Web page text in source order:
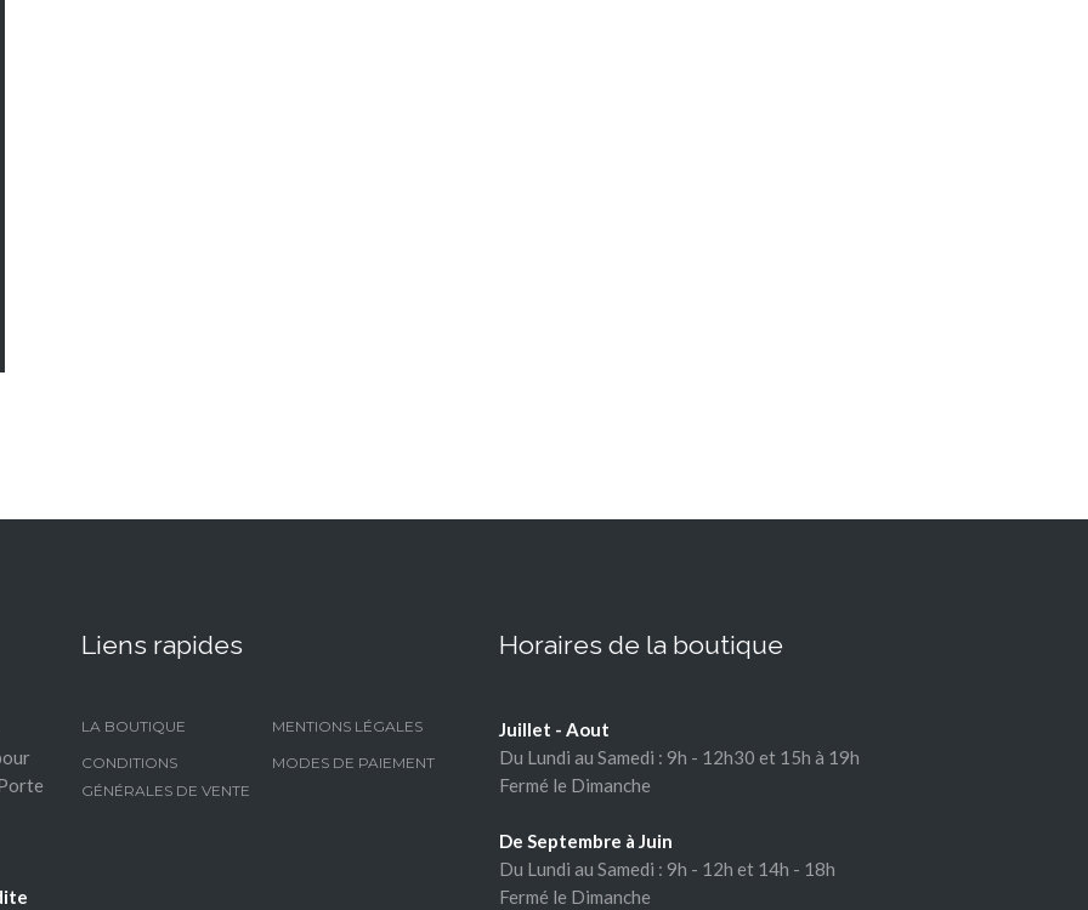
Liens rapides
LA BOUTIQUE
MENTIONS LÉGALES
CONDITIONS
GÉNÉRALES DE VENTE
MODES DE PAIEMENT
Horaires de la boutique
Juillet - Aout
Du Lundi au Samedi : 9h - 12h30 et 15h à 19h
Fermé le Dimanche
De Septembre à Juin
Du Lundi au Samedi : 9h - 12h et 14h - 18h
Fermé le Dimanche